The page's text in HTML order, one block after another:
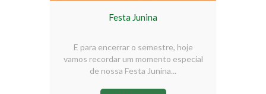
Festa Junina
E para encerrar o semestre, hoje
vamos recordar um momento especial
de nossa Festa Junina...